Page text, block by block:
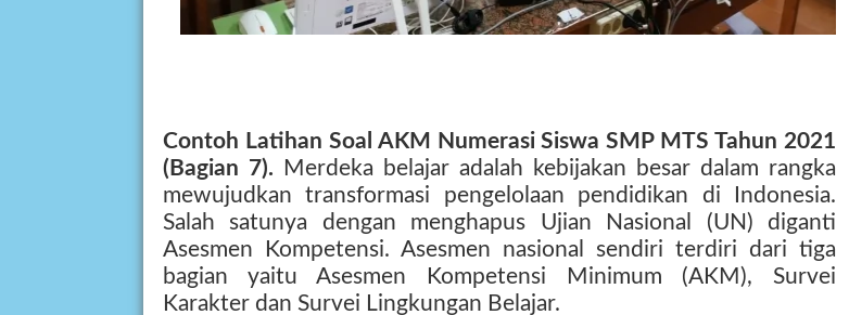
Contoh Latihan Soal AKM Numerasi Siswa SMP MTS Tahun 2021
(Bagian 7).
Merdeka belajar adalah kebijakan besar dalam rangka
mewujudkan transformasi pengelolaan pendidikan di Indonesia.
Salah satunya dengan menghapus Ujian Nasional (UN) diganti
Asesmen Kompetensi. Asesmen nasional sendiri terdiri dari tiga
bagian yaitu Asesmen Kompetensi Minimum (AKM), Survei
Karakter dan Survei Lingkungan Belajar.